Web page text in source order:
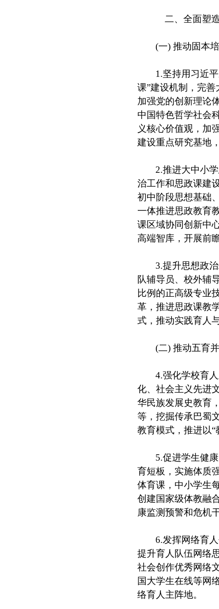
二、全面塑
(一) 推动固本
1.坚持用习近
课”建设机制，完
加强党的创新理论
中国特色哲学社会
义核心价值观，加
建设重点研究基地
2.推进大中小
治工作和思政课建
初中阶段思想基础
一体推进思政教育
课区域协同创新中
高端智库，开展前
3.提升思想政
队辅导员、校外辅
比例的正高级专业
革，推进思政课教
式，推动实践育人
(二) 推动五育
4.强化学校育
化、社会主义先进
华民族发展史教育
等，挖掘传承巴蜀
教育模式，推进以
5.促进学生健
育短板，实施体质
体育课，中小学生
创建国家级体教融
康监测预警和危机
6.发挥网络育
提升育人队伍网络
社会创作优秀网络
国大学生在线等网
络育人主阵地。